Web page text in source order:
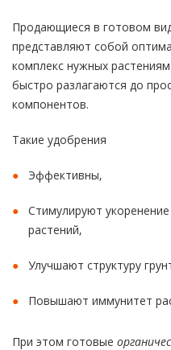
Продающиеся в готовом
представляют собой
комплекс нужных
быстро разлагаются до
компонентов.
Такие удобрения
Эффективны,
Стимулируют
растений,
Улучшают структуру
Повышают иммунитет
При этом готовые